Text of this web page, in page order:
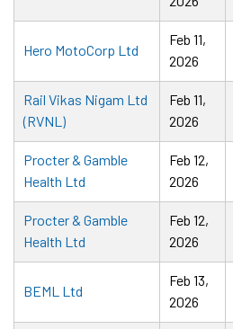
Hero MotoCorp Ltd
Feb 11,
2026
Rail Vikas Nigam Ltd
(RVNL)
Feb 11,
2026
Procter & Gamble
Health Ltd
Feb 12,
2026
Procter & Gamble
Health Ltd
Feb 12,
2026
BEML Ltd
Feb 13,
2026